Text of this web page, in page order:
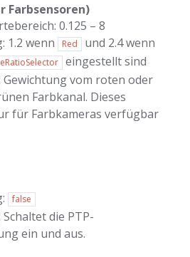
Farbsensoren)
0.125 – 8
1.2 wenn
Red und 2.4 wenn
eingestellt sind
Gewichtung vom roten oder
Farbkanal. Dieses
für Farbkameras verfügbar
false
die PTP-
ein und aus.